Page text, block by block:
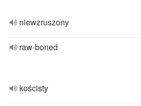
niewzruszony
raw-boned
kościsty